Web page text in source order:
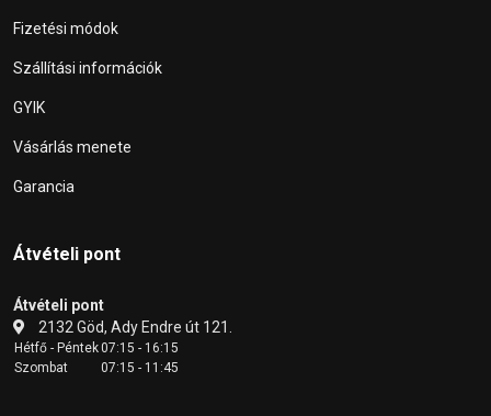
Fizetési módok
Szállítási információk
GYIK
Vásárlás menete
Garancia
Átvételi pont
Átvételi pont
2132 Göd, Ady Endre út 121.
Hétfő - Péntek07:15 - 16:15
Szombat
07:15 - 11:45